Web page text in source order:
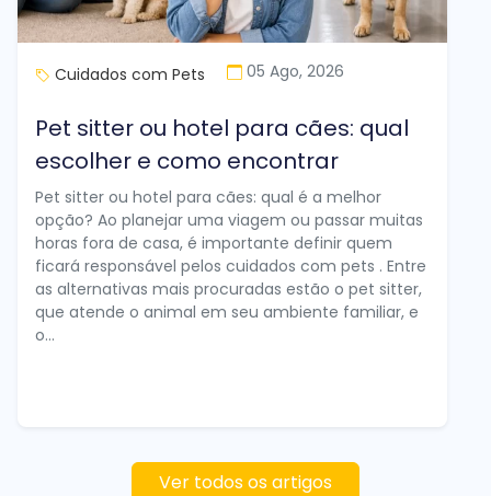
Cuidados com Pets 05 Ago, 2026
Pet sitter ou hotel para cães: qual
escolher e como encontrar
Pet sitter ou hotel para cães: qual é a melhor
opção? Ao planejar uma viagem ou passar muitas
horas fora de casa, é importante definir quem
ficará responsável pelos cuidados com pets . Entre
as alternativas mais procuradas estão o pet sitter,
que atende o animal em seu ambiente familiar, e
o...
Ver todos os artigos